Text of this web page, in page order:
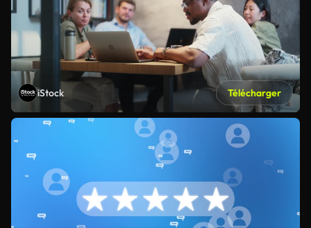
iStock Télécharger